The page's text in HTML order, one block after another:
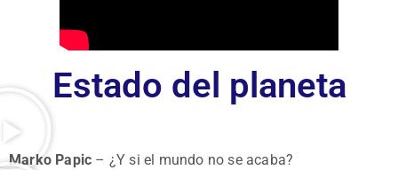
Estado del planeta
Marko Papic – ¿Y si el mundo no se acaba?